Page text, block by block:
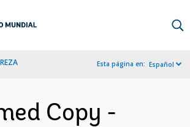
Esta página en: Español
Copy -